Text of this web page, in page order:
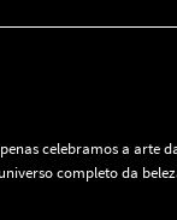
celebramos a arte
completo da